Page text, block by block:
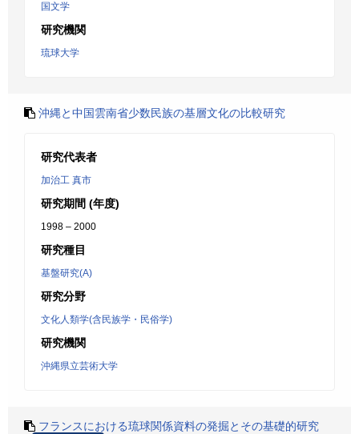
国文学
研究機関
琉球大学
沖縄と中国雲南省少数民族の基層文化の比較研究
研究代表者
加治工 真市
研究期間 (年度)
1998 – 2000
研究種目
基盤研究(A)
研究分野
文化人類学(含民族学・民俗学)
研究機関
沖縄県立芸術大学
フランスにおける琉球関係資料の発掘とその基礎的研究